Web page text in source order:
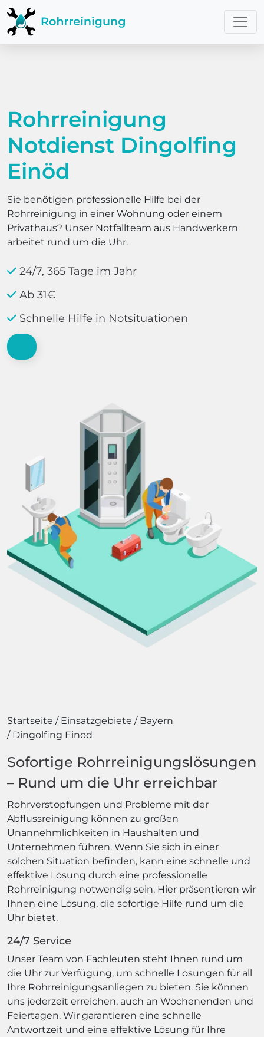
Rohrreinigung
Notdienst Dingolfing
Einöd
Sie benötigen professionelle Hilfe bei der
Rohrreinigung in einer Wohnung oder einem
Privathaus? Unser Notfallteam aus Handwerkern
arbeitet rund um die Uhr.
24/7, 365 Tage im Jahr
Ab 31€
Schnelle Hilfe in Notsituationen
Startseite Einsatzgebiete
Bayern
Dingolfing Einöd
Sofortige Rohrreinigungslösungen
– Rund um die Uhr erreichbar
Rohrverstopfungen und Probleme mit der
Abflussreinigung können zu großen
Unannehmlichkeiten in Haushalten und
Unternehmen führen. Wenn Sie sich in einer
solchen Situation befinden, kann eine schnelle und
effektive Lösung durch eine professionelle
Rohrreinigung notwendig sein. Hier präsentieren wir
Ihnen eine Lösung, die sofortige Hilfe rund um die
Uhr bietet.
24/7 Service
Unser Team von Fachleuten steht Ihnen rund um
die Uhr zur Verfügung, um schnelle Lösungen für all
Ihre Rohrreinigungsanliegen zu bieten. Sie können
uns jederzeit erreichen, auch an Wochenenden und
Feiertagen. Wir garantieren eine schnelle
Antwortzeit und eine effektive Lösung für Ihre